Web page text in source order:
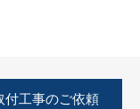
付工事のご依頼